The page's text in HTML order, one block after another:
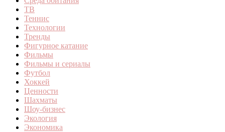
ТВ
Теннис
Технологии
Тренды
Фигурное катание
Фильмы
Фильмы и сериалы
Футбол
Хоккей
Ценности
Шахматы
Шоу-бизнес
Экология
Экономика